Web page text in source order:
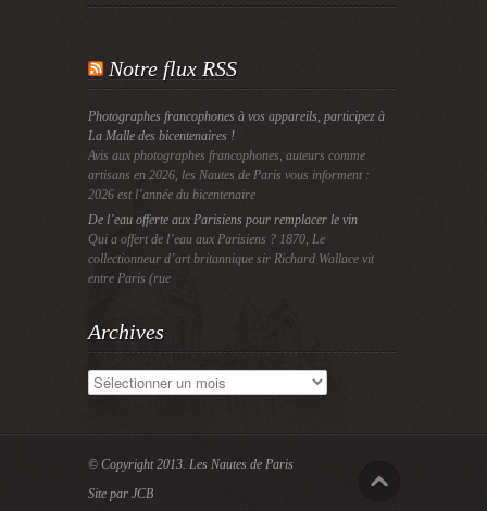
Notre flux RSS
Photographes francophones à vos appareils, participez à
La Malle des bicentenaires !
Avis aux photographes francophones, auteurs comme
artisans en 2026, les Nautes de Paris vous informent :
2026 est l’année du bicentenaire
De l’eau offerte aux Parisiens pour remplacer le vin
Qui a offert de l’eau aux Parisiens ? 1870, Le
collectionneur d’art britannique sir Richard Wallace vit
entre Paris (rue
Archives
Archives
© Copyright 2013. Les Nautes de Paris
Site par JCB